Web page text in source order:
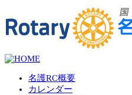
名護RC概要
カレンダー